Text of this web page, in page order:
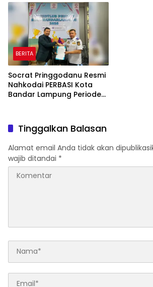
Penyaluran KUR
BERITA
Socrat Pringgodanu Resmi
Nahkodai PERBASI Kota
Bandar Lampung Periode
Tinggalkan Balasan
Alamat email Anda tidak akan
wajib ditandai *